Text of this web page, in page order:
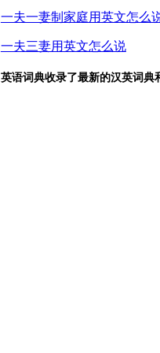
一夫一妻制家庭用英文怎么
一夫三妻用英文怎么说
英语词典收录了最新的汉英词典